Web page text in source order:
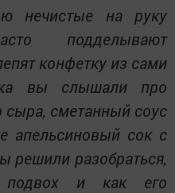
нечистые на руку
подделывают
конфетку из сами
вы слышали про
сметанный соус
апельсиновый сок с
решили разобраться,
подвох и как его